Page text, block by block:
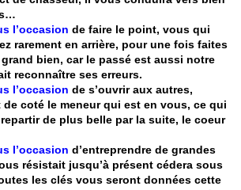
l’occasion de faire le point, vous qui
rarement en arrière, pour une fois faites
bien, car le passé est aussi notre
reconnaître ses erreurs.
l’occasion de s’ouvrir aux autres,
coté le meneur qui est en vous, ce qui
de plus belle par la suite, le coeur
l’occasion d’entreprendre de grandes
résistait jusqu’à présent cédera sous
les clés vous seront données cette